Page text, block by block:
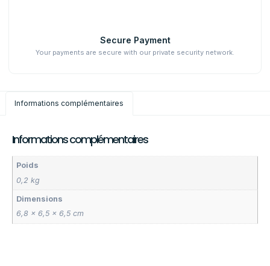
Secure Payment
Your payments are secure with our private security network.
Informations complémentaires
Informations complémentaires
Poids
0,2 kg
Dimensions
6,8 × 6,5 × 6,5 cm